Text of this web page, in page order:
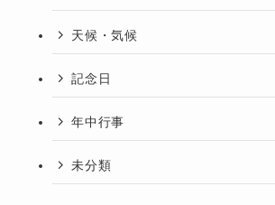
天候・気候
記念日
年中行事
未分類